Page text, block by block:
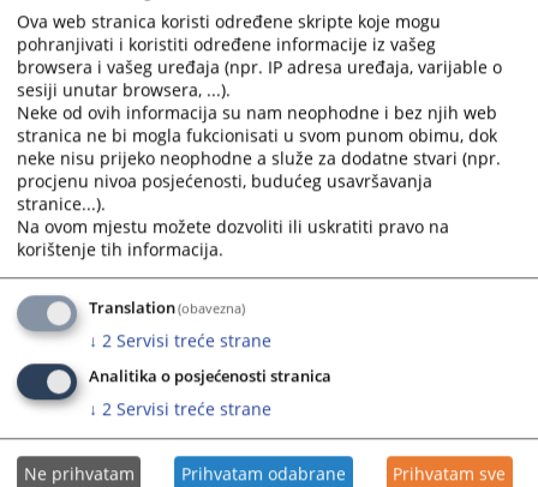
calendar
and
select
a
date.
Press
the
question
mark
key
to
get
the
keyboard
shortcuts
for
changing
dates.
calendar
and
select
a
date.
Press
the
mark
key
to
get
the
shortcuts
for
changing
dates.
24.04.2025.
Odluka o izboru 2025_2
08.04.2025.
Odluka o izboru 2025_1
Ova web stranica koristi određene skripte koje mogu
pohranjivati i koristiti određene informacije iz vašeg
browsera i vašeg uređaja (npr. IP adresa uređaja, varijable o
sesiji unutar browsera, ...).
Neke od ovih informacija su nam neophodne i bez njih web
stranica ne bi mogla fukcionisati u svom punom obimu, dok
neke nisu prijeko neophodne a služe za dodatne stvari (npr.
procjenu nivoa posjećenosti, budućeg usavršavanja
stranice...).
Na ovom mjestu možete dozvoliti ili uskratiti pravo na
korištenje tih informacija.
Translation(obavezna)
↓ 2 Servisi treće strane
Analitika o posjećenosti stranica
↓ 2 Servisi treće strane
Ne prihvatam Prihvatam odabrane Prihvatam sve